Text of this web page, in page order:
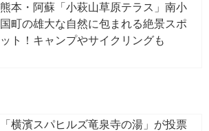
熊本・阿蘇「小萩山草原テラス」南小
国町の雄大な自然に包まれる絶景スポ
ット！キャンプやサイクリングも
「横濱スパヒルズ竜泉寺の湯」が投票